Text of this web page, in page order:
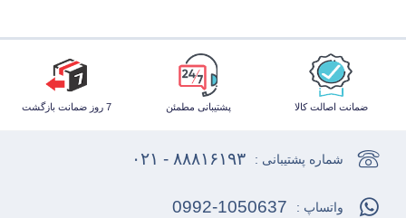
ضمانت اصالت کالا پشتیبانی مطمئن 7 روز ضمانت بازگشت
شماره پشتیبانی : ۸۸۸۱۶۱۹۳ - ۰۲۱
واتساپ : 0992-1050637